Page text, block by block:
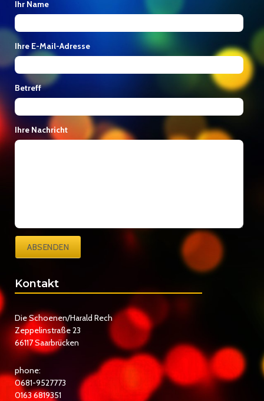
Ihr Name
Ihre E-Mail-Adresse
Betreff
Ihre Nachricht
ABSENDEN
Kontakt
Die Schoenen/Harald Rech
Zeppelinstraße 23
66117 Saarbrücken
phone:
0681-9527773
0163 6819351